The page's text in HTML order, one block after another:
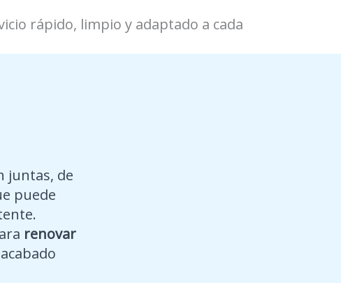
rápido, limpio y adaptado a cada
juntas, de
puede
renovar